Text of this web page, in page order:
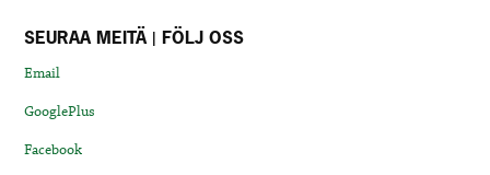
SEURAA MEITÄ | FÖLJ OSS
Email
GooglePlus
Facebook